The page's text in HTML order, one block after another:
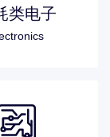
类电子